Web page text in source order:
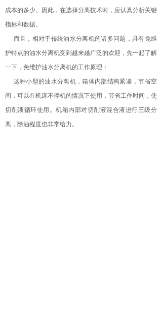
成本的多少。因此，在选择分离技术时，应认真分析关键
指标和数据。
而且，相对于传统油水分离机的诸多问题，具有免维
护特点的油水分离机受到越来越广泛的欢迎，先一起了解
一下，免维护油水分离机的工作原理：
这种小型的油水分离机，箱体内部结构紧凑，节省空
间，可以在机床不停机的情况下使用，节省工作时间，使
切削液循环使用。机箱内部对切削液混合液进行三级分
离，除油程度也非常给力。